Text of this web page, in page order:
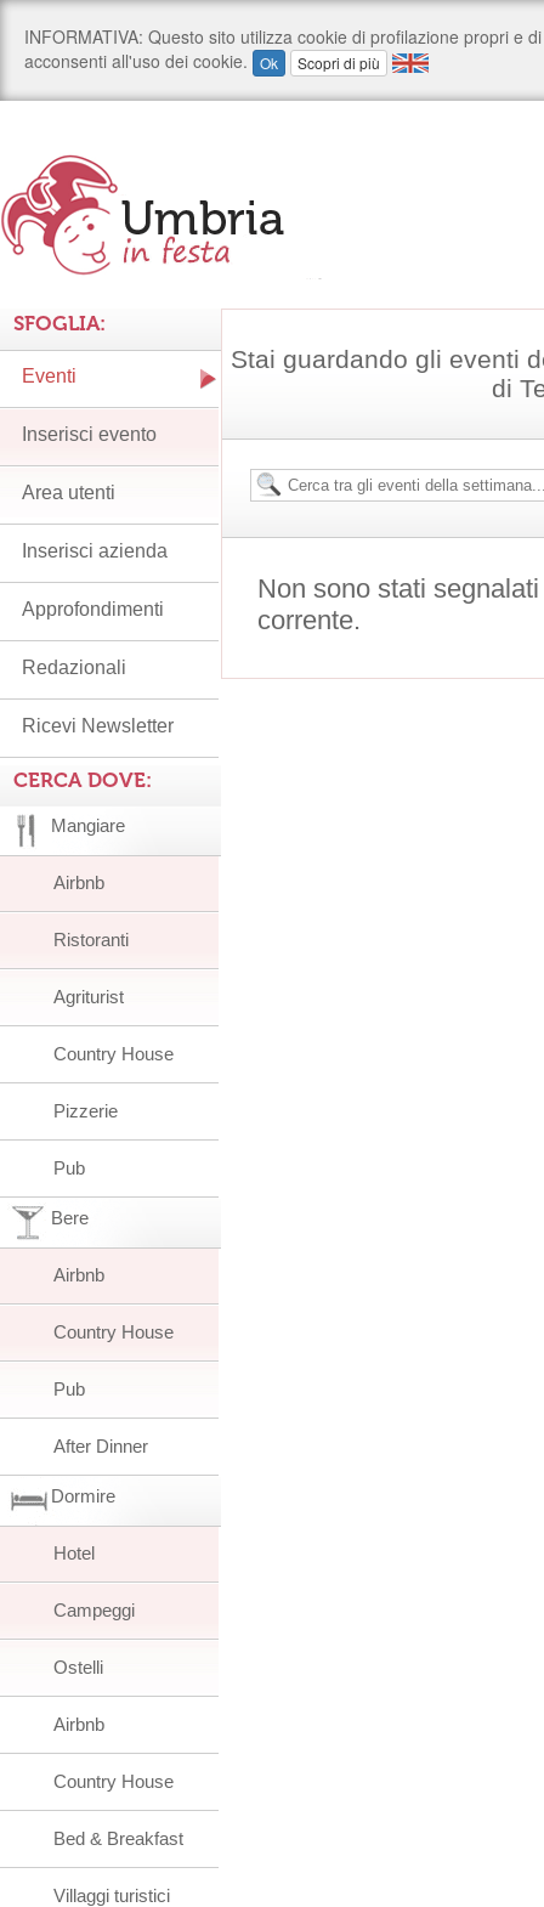
Stai guardando gli eventi
di
Non sono stati
corrente.
SFOGLIA:
Eventi
Inserisci evento
Area utenti
Inserisci azienda
Approfondimenti
Redazionali
Ricevi Newsletter
CERCA DOVE:
Mangiare
Airbnb
Ristoranti
Agriturist
Country House
Pizzerie
Pub
Bere
Airbnb
Country House
Pub
After Dinner
Dormire
Hotel
Campeggi
Ostelli
Airbnb
Country House
Bed & Breakfast
Villaggi turistici